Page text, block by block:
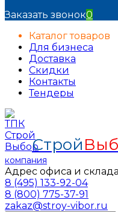
Заказать звонок0
Каталог товаров
Для бизнеса
Доставка
Скидки
Контакты
Тендеры
Строй
компания
Адрес офиса и склада
8 (495) 133-92-04
8 (800) 775-37-91
zakaz@stroy-vibor.ru